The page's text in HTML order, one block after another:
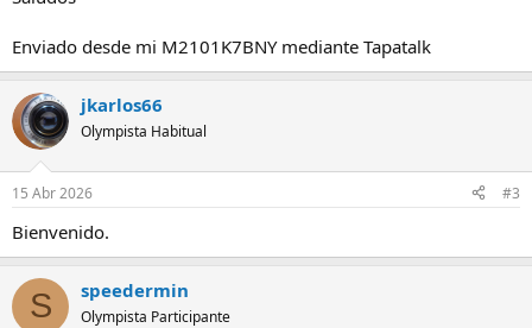
Enviado desde mi M2101K7BNY mediante Tapatalk
jkarlos66
Olympista Habitual
15 Abr 2026 #3
Bienvenido.
S speedermin
Olympista Participante